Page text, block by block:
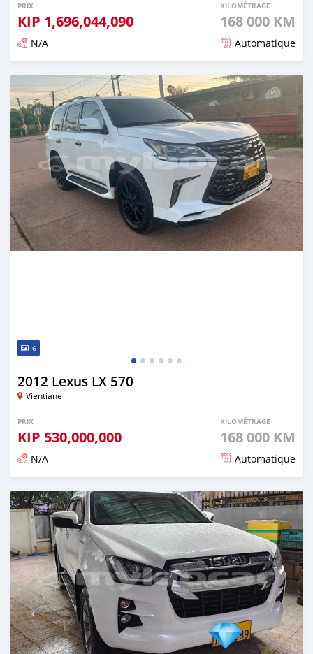
PRIX
KIP 1,696,044,090
KILOMÉTRAGE
168 000 KM
N/A Automatique
Publié il y a environ 3 ans
6
2012 Lexus LX 570
Vientiane
PRIX
KIP 530,000,000
KILOMÉTRAGE
168 000 KM
N/A Automatique
Publié il y a environ 3 ans